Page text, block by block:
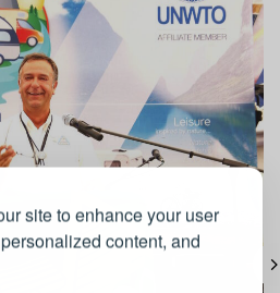
site to enhance your user
content, and